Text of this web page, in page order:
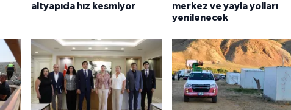
altyapıda hız kesmiyor
merkez ve yayla yolları
yenilenecek